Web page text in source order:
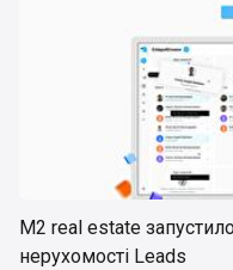
М2 real estate
нерухомості Leads